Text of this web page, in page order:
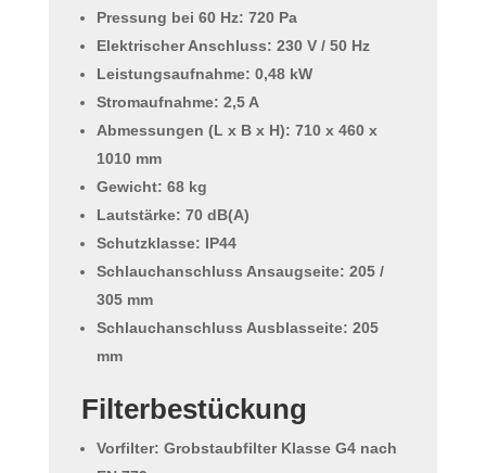
Pressung bei 60 Hz: 720 Pa
Elektrischer Anschluss: 230 V / 50 Hz
Leistungsaufnahme: 0,48 kW
Stromaufnahme: 2,5 A
Abmessungen (L x B x H): 710 x 460 x
1010 mm
Gewicht: 68 kg
Lautstärke: 70 dB(A)
Schutzklasse: IP44
Schlauchanschluss Ansaugseite: 205 /
305 mm
Schlauchanschluss Ausblasseite: 205
mm
Filterbestückung
Vorfilter: Grobstaubfilter Klasse G4 nach